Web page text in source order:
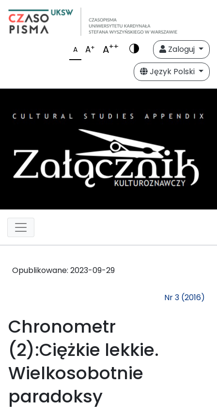
A A+ A++
Zaloguj
Język Polski
Opublikowane: 2023-09-29
Nr 3 (2016)
Chronometr
(2):Ciężkie lekkie.
Wielkosobotnie
paradoksy